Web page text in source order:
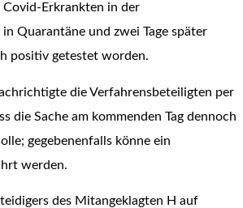
Covid-Erkrankten in der
Quarantäne und zwei Tage später
positiv getestet worden.
die Verfahrensbeteiligten per
die Sache am kommenden Tag dennoch
gegebenenfalls könne ein
werden.
des Mitangeklagten H auf